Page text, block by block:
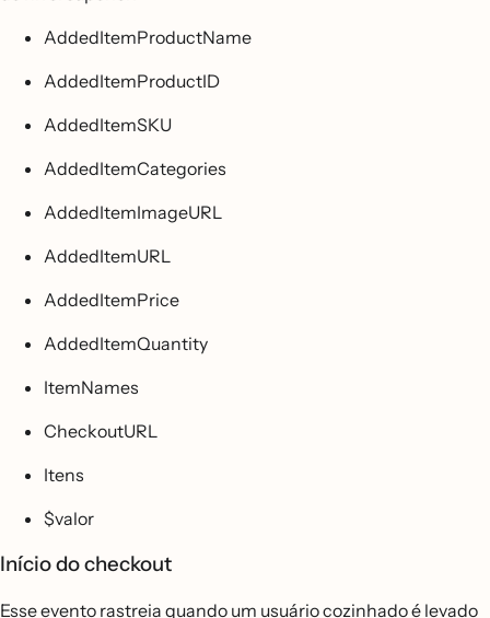
AddedItemProductName
AddedItemProductID
AddedItemSKU
AddedItemCategories
AddedItemImageURL
AddedItemURL
AddedItemPrice
AddedItemQuantity
ItemNames
CheckoutURL
Itens
$valor
Início do checkout
Esse evento rastreia quando um usuário cozinhado é levado